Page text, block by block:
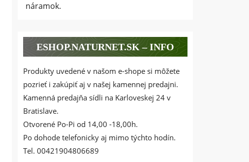
náramok.
ESHOP.NATURNET.SK – INFO
Produkty uvedené v našom e-shope si môžete
pozrieť i zakúpiť aj v našej kamennej predajni.
Kamenná predajňa sídli na Karloveskej 24 v
Bratislave.
Otvorené Po-Pi od 14,00 -18,00h.
Po dohode telefonicky aj mimo týchto hodín.
Tel. 00421904806689